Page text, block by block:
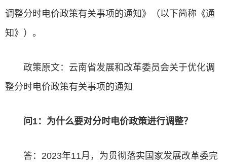
调整分时电价政策有关事项的通知》（以下简称《通
知》）。
政策原文：云南省发展和改革委员会关于优化调
整分时电价政策有关事项的通知
问1：为什么要对分时电价政策进行调整？
答：2023年11月，为贯彻落实国家发展改革委完